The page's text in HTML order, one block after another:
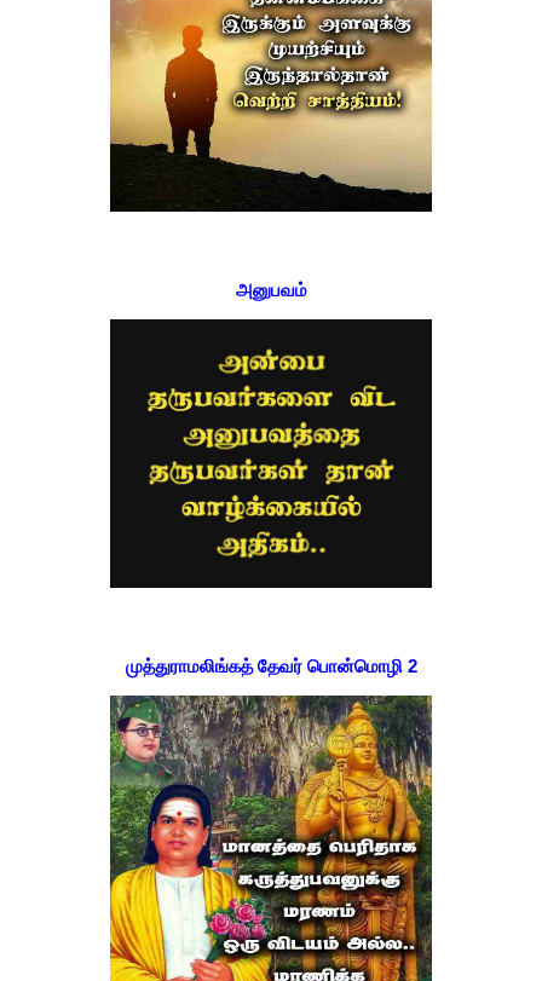
அனுபவம்
முத்துராமலிங்கத் தேவர் பொன்மொழி 2